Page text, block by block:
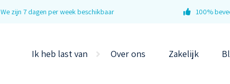
We zijn 7 dagen per week beschikbaar 100%
Ik heb last van Over ons Zakelijk